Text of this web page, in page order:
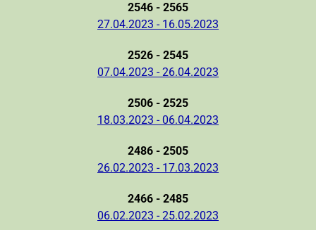
2546 - 2565
27.04.2023 - 16.05.2023
2526 - 2545
07.04.2023 - 26.04.2023
2506 - 2525
18.03.2023 - 06.04.2023
2486 - 2505
26.02.2023 - 17.03.2023
2466 - 2485
06.02.2023 - 25.02.2023